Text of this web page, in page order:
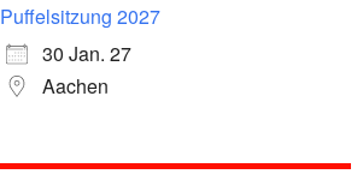
Puffelsitzung 2027
30 Jan. 27
Aachen